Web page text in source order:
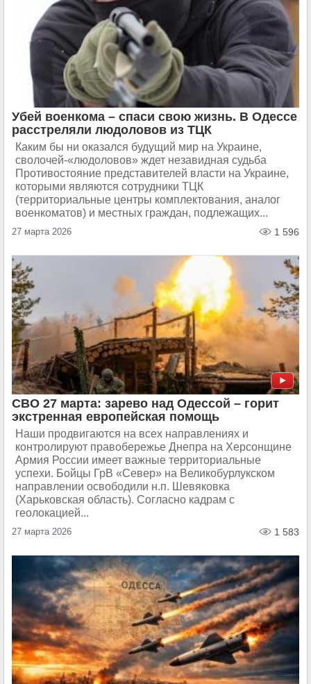
Убей военкома – спаси свою жизнь. В Одессе
расстреляли людоловов из ТЦК
Каким бы ни оказался будущий мир на Украине,
сволочей-«людоловов» ждет незавидная судьба
Противостояние представителей власти на Украине,
которыми являются сотрудники ТЦК
(территориальные центры комплектования, аналог
военкоматов) и местных граждан, подлежащих...
27 марта 2026 1 596
СВО 27 марта: зарево над Одессой – горит
экстренная европейская помощь
Наши продвигаются на всех направлениях и
контролируют правобережье Днепра на Херсонщине
Армия России имеет важные территориальные
успехи. Бойцы ГрВ «Север» на Великобурлукском
направлении освободили н.п. Шевяковка
(Харьковская область). Согласно кадрам с
геолокацией...
27 марта 2026 1 583